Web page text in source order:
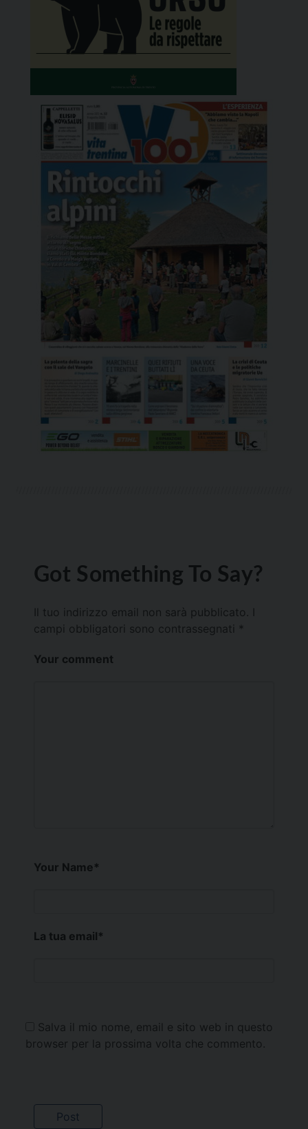
Got Something To Say?
Il tuo indirizzo email non sarà pubblicato.
campi obbligatori sono contrassegnati *
Your comment
Your Name*
La tua email*
Salva il mio nome, email e sito web in questo
browser per la prossima volta che commento.